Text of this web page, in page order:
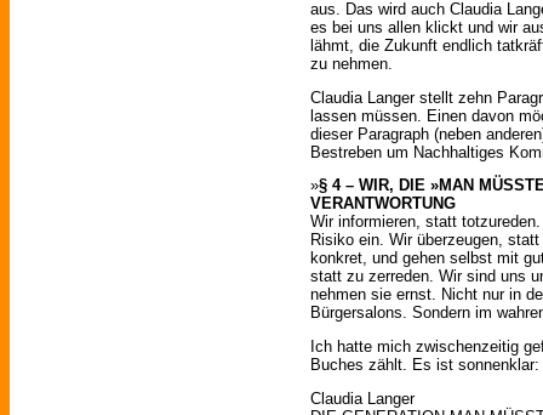
aus. Das wird auch Claudia
es bei uns allen klickt und wir
lähmt, die Zukunft endlich
zu nehmen.
Claudia Langer stellt zehn
lassen müssen. Einen davon
dieser Paragraph (neben
Bestreben um Nachhaltiges
»§ 4 – WIR, DIE »MAN
VERANTWORTUNG
Wir informieren, statt
Risiko ein. Wir überzeugen,
konkret, und gehen selbst mit
statt zu zerreden. Wir sind uns
nehmen sie ernst. Nicht nur in
Bürgersalons. Sondern im
Ich hatte mich zwischenzeitig
Buches zählt. Es ist sonnenklar:
Claudia Langer